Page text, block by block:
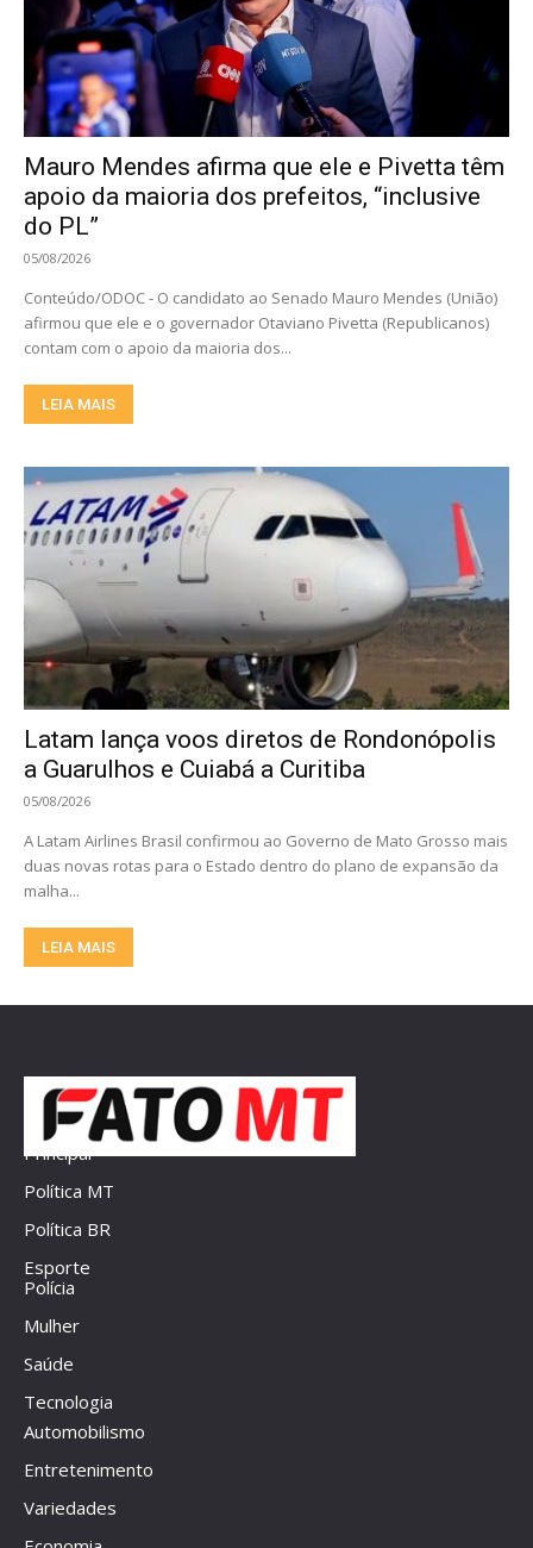
Mauro Mendes afirma que ele e Pivetta têm
apoio da maioria dos prefeitos, “inclusive
do PL”
05/08/2026
Conteúdo/ODOC - O candidato ao Senado Mauro Mendes (União)
afirmou que ele e o governador Otaviano Pivetta (Republicanos)
contam com o apoio da maioria dos...
LEIA MAIS
Latam lança voos diretos de Rondonópolis
a Guarulhos e Cuiabá a Curitiba
05/08/2026
A Latam Airlines Brasil confirmou ao Governo de Mato Grosso mais
duas novas rotas para o Estado dentro do plano de expansão da
malha...
LEIA MAIS
Principal
Política MT
Política BR
Esporte
Polícia
Mulher
Saúde
Tecnologia
Automobilismo
Entretenimento
Variedades